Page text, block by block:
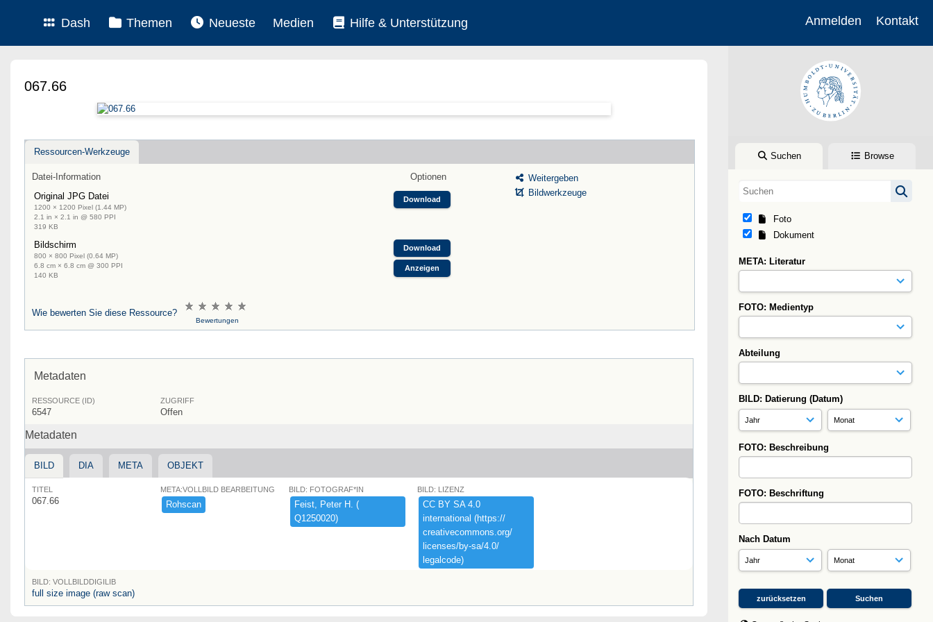
Dash Themen Neueste Medien Hilfe & Unterstützung Anmelden Kontakt
Suchen Browse
Foto
Dokument
META: Literatur
FOTO: Medientyp
Abteilung
BILD: Datierung (Datum)
FOTO: Beschreibung
FOTO: Beschriftung
Nach Datum
067.66
Ressourcen-Werkzeuge
Datei-Information
Optionen
Original JPG Datei
1200 × 1200 Pixel (1.44 MP)
2.1 in × 2.1 in @ 580 PPI
319 KB
Download
Bildschirm
800 × 800 Pixel (0.64 MP)
6.8 cm × 6.8 cm @ 300 PPI
140 KB
Download
Anzeigen
Weitergeben
Bildwerkzeuge
Wie bewerten Sie diese Ressource?
Bewertungen
Metadaten
RESSOURCE (ID)
6547
ZUGRIFF
Offen
Metadaten
BILD DIA META OBJEKT
TITEL
067.66
META:VOLLBILD BEARBEITUNG
Rohscan
BILD: FOTOGRAF*IN
Feist,​ ​Peter ​H.​ ​(​
Q1250020)​
BILD: LIZENZ
CC ​BY ​SA ​4.​0 ​
international ​(​https:​/​/​
creativecommons.​org/​
licenses/​by-​sa/​4.​0/​
legalcode)​
BILD: VOLLBILDDIGILIB
full size image (raw scan)